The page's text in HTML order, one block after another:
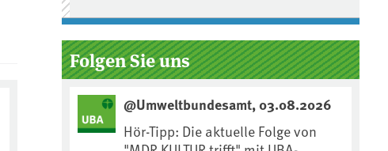
Folgen Sie uns
@Umweltbundesamt, 03.08.2026
Hör-Tipp: Die aktuelle Folge von